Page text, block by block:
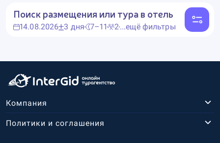
Поиск размещения или тура в отель
14.08.2026 3 дня 7–11 2...ещё фильтры
Компания
Политики и соглашения